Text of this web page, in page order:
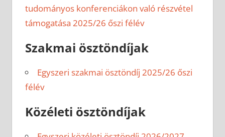
tudományos konferenciákon való részvétel
támogatása 2025/26 őszi félév
Szakmai ösztöndíjak
Egyszeri szakmai ösztöndíj 2025/26 őszi
félév
Közéleti ösztöndíjak